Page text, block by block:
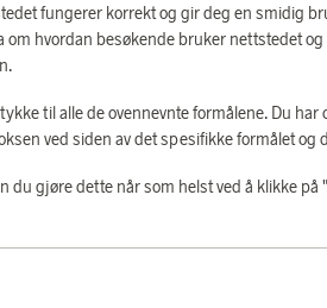
4 650
144 kr
fungerer korrekt og gir deg en smidig
om hvordan besøkende bruker nettstedet
til alle de ovennevnte formålene. Du
ved siden av det spesifikke formålet og
du gjøre dette når som helst ved å klikke